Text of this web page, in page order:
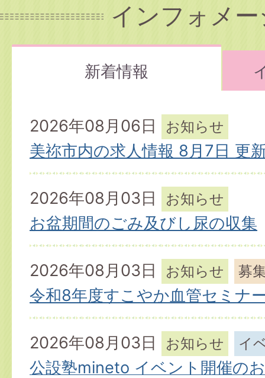
インフォメ
新着情報
新
着
情
報
2026年08月06日 お知らせ
美祢市内の求人情報 8月7日 更
2026年08月03日 お知らせ
お盆期間のごみ及びし尿の収集
2026年08月03日 お知らせ 募
令和8年度すこやか血管セミナ
2026年08月03日 お知らせ イ
公設塾mineto イベント開催の